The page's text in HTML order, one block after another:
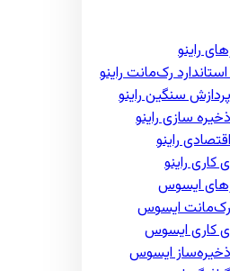
راینو
رک‌مانت راینو
سنگین راینو
سازی راینو
راینو
کاری راینو
ایسوس
ایسوس
کاری ایسوس
ایسوس